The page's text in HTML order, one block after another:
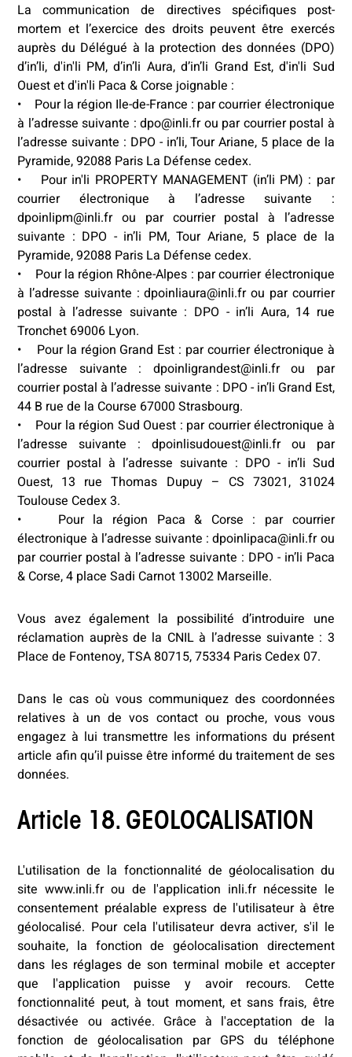
La communication de directives spécifiques post-
mortem et l’exercice des droits peuvent être exercés
auprès du Délégué à la protection des données (DPO)
d’in’li, d'in'li PM, d’in’li Aura, d’in’li Grand Est, d'in'li Sud
Ouest et d'in'li Paca & Corse joignable :
• Pour la région Ile-de-France : par courrier électronique
à l’adresse suivante : dpo@inli.fr ou par courrier postal à
l’adresse suivante : DPO - in’li, Tour Ariane, 5 place de la
Pyramide, 92088 Paris La Défense cedex.
• Pour in'li PROPERTY MANAGEMENT (in’li PM) : par
courrier électronique à l’adresse suivante :
dpoinlipm@inli.fr ou par courrier postal à l’adresse
suivante : DPO - in’li PM, Tour Ariane, 5 place de la
Pyramide, 92088 Paris La Défense cedex.
• Pour la région Rhône-Alpes : par courrier électronique
à l’adresse suivante : dpoinliaura@inli.fr ou par courrier
postal à l’adresse suivante : DPO - in’li Aura, 14 rue
Tronchet 69006 Lyon.
• Pour la région Grand Est : par courrier électronique à
l’adresse suivante : dpoinligrandest@inli.fr ou par
courrier postal à l’adresse suivante : DPO - in’li Grand Est,
44 B rue de la Course 67000 Strasbourg.
• Pour la région Sud Ouest : par courrier électronique à
l’adresse suivante : dpoinlisudouest@inli.fr ou par
courrier postal à l’adresse suivante : DPO - in’li Sud
Ouest, 13 rue Thomas Dupuy – CS 73021, 31024
Toulouse Cedex 3.
• Pour la région Paca & Corse : par courrier
électronique à l’adresse suivante : dpoinlipaca@inli.fr ou
par courrier postal à l’adresse suivante : DPO - in’li Paca
& Corse, 4 place Sadi Carnot 13002 Marseille.
Vous avez également la possibilité d’introduire une
réclamation auprès de la CNIL à l’adresse suivante : 3
Place de Fontenoy, TSA 80715, 75334 Paris Cedex 07.
Dans le cas où vous communiquez des coordonnées
relatives à un de vos contact ou proche, vous vous
engagez à lui transmettre les informations du présent
article afin qu’il puisse être informé du traitement de ses
données.
Article 18. GEOLOCALISATION
L'utilisation de la fonctionnalité de géolocalisation du
site www.inli.fr ou de l'application inli.fr nécessite le
consentement préalable express de l'utilisateur à être
géolocalisé. Pour cela l'utilisateur devra activer, s'il le
souhaite, la fonction de géolocalisation directement
dans les réglages de son terminal mobile et accepter
que l'application puisse y avoir recours. Cette
fonctionnalité peut, à tout moment, et sans frais, être
désactivée ou activée. Grâce à l'acceptation de la
fonction de géolocalisation par GPS du téléphone